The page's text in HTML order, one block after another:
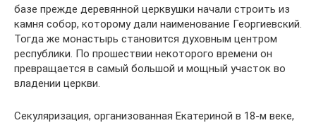
базе прежде деревянной церквушки начали строить из
камня собор, которому дали наименование Георгиевский.
Тогда же монастырь становится духовным центром
республики. По прошествии некоторого времени он
превращается в самый большой и мощный участок во
владении церкви.
Секуляризация, организованная Екатериной в 18-м веке,